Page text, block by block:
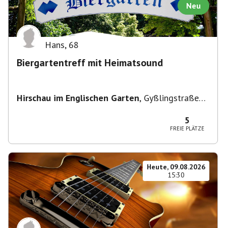
Neu
Hans, 68
Biergartentreff mit Heimatsound
Hirschau im Englischen Garten, Gyßlingstraße
5
FREIE PLÄTZE
Heute, 09.08.2026
15:30